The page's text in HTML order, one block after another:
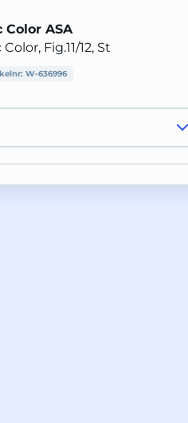
Color ASA
Fig.11/12, St
W-636996